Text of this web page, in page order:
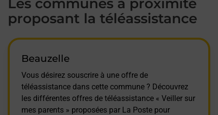
Les communes à proximité
proposant la téléassistance
Beauzelle
Vous désirez souscrire à une offre de
téléassistance dans cette commune ? Découvrez
les différentes offres de téléassistance « Veiller sur
mes parents » proposées par La Poste pour